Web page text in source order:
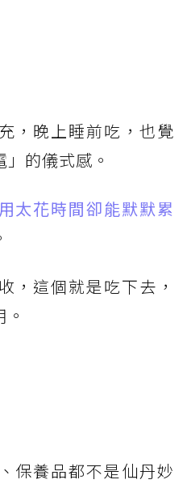
，晚上睡前吃，也覺
的儀式感。
用太花時間卻能默默累
，這個就是吃下去，
保養品都不是仙丹妙